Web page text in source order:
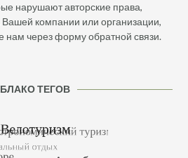
нарушают авторские права,
компании или организации,
нам через форму обратной связи.
ТЕГОВ